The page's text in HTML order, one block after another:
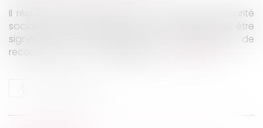
Il résulte de l’article R. 133-4 du Code de la sécurité
sociale, alors applicable, que la contrainte doit être
signée par le directeur de l’organisme de
recouvrement ou son délégataire...